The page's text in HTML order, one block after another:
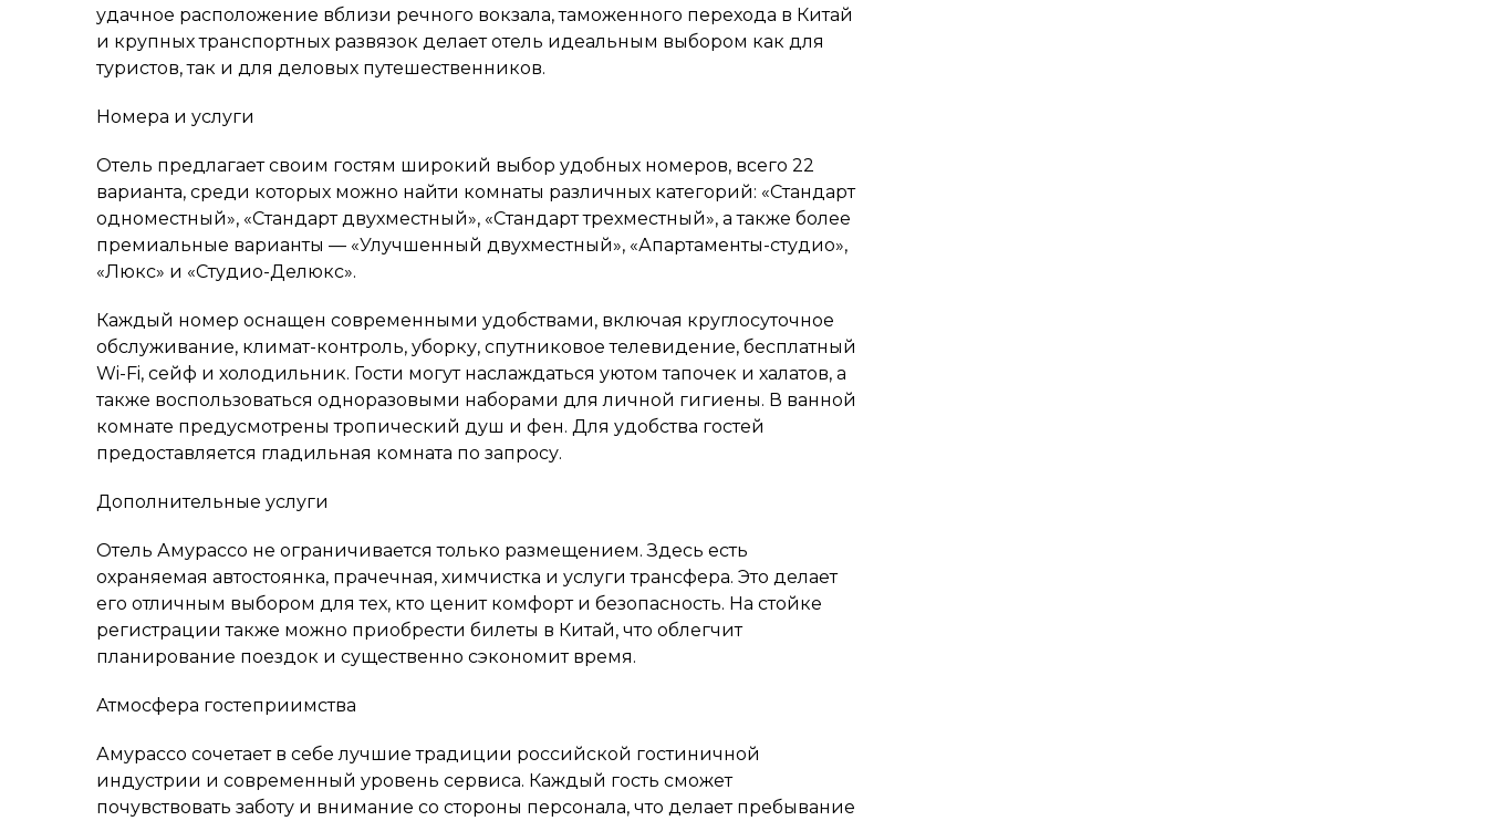
удачное расположение вблизи речного вокзала, таможенного перехода в Китай
и крупных транспортных развязок делает отель идеальным выбором как для
туристов, так и для деловых путешественников.
Номера и услуги
Отель предлагает своим гостям широкий выбор удобных номеров, всего 22
варианта, среди которых можно найти комнаты различных категорий: «Стандарт
одноместный», «Стандарт двухместный», «Стандарт трехместный», а также более
премиальные варианты — «Улучшенный двухместный», «Апартаменты-студио»,
«Люкс» и «Студио-Делюкс».
Каждый номер оснащен современными удобствами, включая круглосуточное
обслуживание, климат-контроль, уборку, спутниковое телевидение, бесплатный
Wi-Fi, сейф и холодильник. Гости могут наслаждаться уютом тапочек и халатов, а
также воспользоваться одноразовыми наборами для личной гигиены. В ванной
комнате предусмотрены тропический душ и фен. Для удобства гостей
предоставляется гладильная комната по запросу.
Дополнительные услуги
Отель Амурассо не ограничивается только размещением. Здесь есть
охраняемая автостоянка, прачечная, химчистка и услуги трансфера. Это делает
его отличным выбором для тех, кто ценит комфорт и безопасность. На стойке
регистрации также можно приобрести билеты в Китай, что облегчит
планирование поездок и существенно сэкономит время.
Атмосфера гостеприимства
Амурассо сочетает в себе лучшие традиции российской гостиничной
индустрии и современный уровень сервиса. Каждый гость сможет
почувствовать заботу и внимание со стороны персонала, что делает пребывание